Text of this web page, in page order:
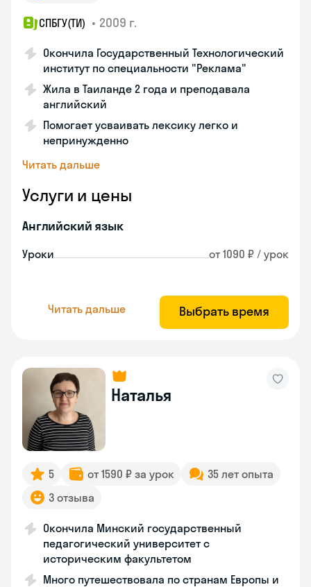
СПБГУ(ТИ) • 2009 г.
Окончила Государственный Технологический
институт по специальности "Реклама"
Жила в Таиланде 2 года и преподавала
английский
Помогает усваивать лексику легко и
непринужденно
Читать дальше
Услуги и цены
Английский язык
Уроки от 1090 ₽ / урок
Читать дальше Выбрать время
Наталья
5 от 1590 ₽ за урок
35 лет опыта
3 отзыва
Окончила Минский государственный
педагогический университет с
историческим факультетом
Много путешествовала по странам Европы и